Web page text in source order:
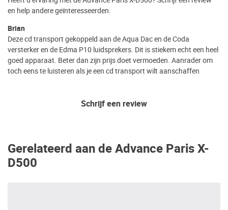
en help andere geïnteresseerden.
Brian
Deze cd transport gekoppeld aan de Aqua Dac en de Coda
versterker en de Edma P10 luidsprekers. Dit is stiekem echt een heel
goed apparaat. Beter dan zijn prijs doet vermoeden. Aanrader om
toch eens te luisteren als je een cd transport wilt aanschaffen
Schrijf een review
Gerelateerd aan de Advance Paris X-
D500